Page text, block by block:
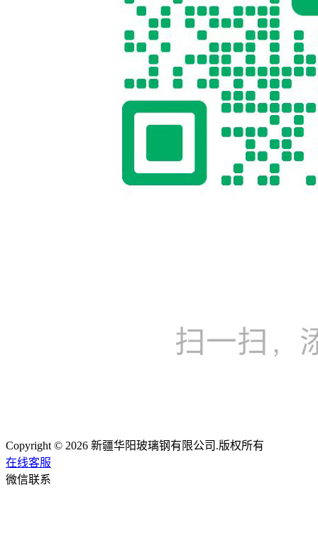
Copyright © 2026 新疆华阳玻璃钢有限公司.版权所有
在线客服
微信联系